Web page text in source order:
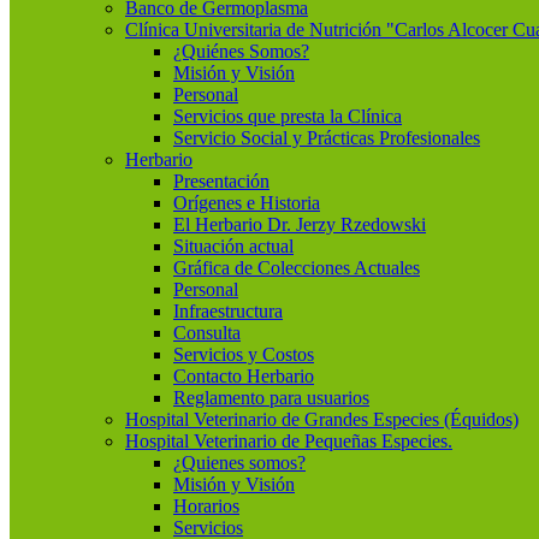
Banco de Germoplasma
Clínica Universitaria de Nutrición "Carlos Alcocer
¿Quiénes Somos?
Misión y Visión
Personal
Servicios que presta la Clínica
Servicio Social y Prácticas Profesionales
Herbario
Presentación
Orígenes e Historia
El Herbario Dr. Jerzy Rzedowski
Situación actual
Gráfica de Colecciones Actuales
Personal
Infraestructura
Consulta
Servicios y Costos
Contacto Herbario
Reglamento para usuarios
Hospital Veterinario de Grandes Especies (Équidos)
Hospital Veterinario de Pequeñas Especies.
¿Quienes somos?
Misión y Visión
Horarios
Servicios